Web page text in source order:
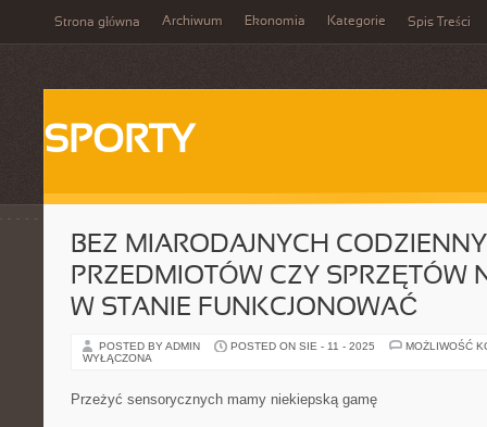
Strona główna Archiwum Ekonomia Kategorie Spis Treści
SPORTY
BEZ MIARODAJNYCH
PRZEDMIOTÓW CZY SPRZĘTÓW
W STANIE FUNKCJONOWAĆ
POSTED BY ADMIN POSTED ON SIE - 11 - 2025
MOŻLIWOŚĆ
WYŁĄCZONA
Przeżyć sensorycznych mamy niekiepską gamę